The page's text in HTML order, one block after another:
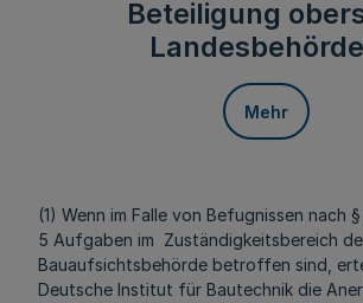
Beteiligung
Mehr
(1) Wenn im Falle von Befugnissen nach §
5 Aufgaben im Zuständigkeitsbereich
Bauaufsichtsbehörde betroffen sind,
Deutsche Institut für Bautechnik die